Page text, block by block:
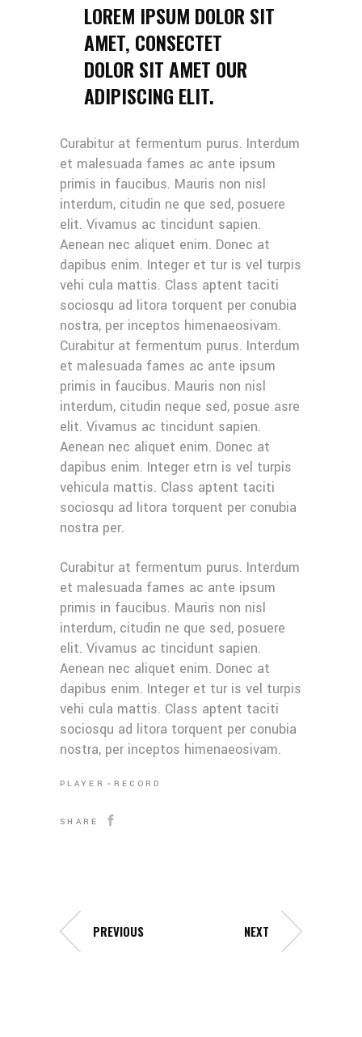
LOREM IPSUM DOLOR SIT
AMET, CONSECTET
DOLOR SIT AMET OUR
ADIPISCING ELIT.
Curabitur at fermentum purus. Interdum
et malesuada fames ac ante ipsum
primis in faucibus. Mauris non nisl
interdum, citudin ne que sed, posuere
elit. Vivamus ac tincidunt sapien.
Aenean nec aliquet enim. Donec at
dapibus enim. Integer et tur is vel turpis
vehi cula mattis. Class aptent taciti
sociosqu ad litora torquent per conubia
nostra, per inceptos himenaeosivam.
Curabitur at fermentum purus. Interdum
et malesuada fames ac ante ipsum
primis in faucibus. Mauris non nisl
interdum, citudin neque sed, posue asre
elit. Vivamus ac tincidunt sapien.
Aenean nec aliquet enim. Donec at
dapibus enim. Integer etrn is vel turpis
vehicula mattis. Class aptent taciti
sociosqu ad litora torquent per conubia
nostra per.
Curabitur at fermentum purus. Interdum
et malesuada fames ac ante ipsum
primis in faucibus. Mauris non nisl
interdum, citudin ne que sed, posuere
elit. Vivamus ac tincidunt sapien.
Aenean nec aliquet enim. Donec at
dapibus enim. Integer et tur is vel turpis
vehi cula mattis. Class aptent taciti
sociosqu ad litora torquent per conubia
nostra, per inceptos himenaeosivam.
PLAYER RECORD
SHARE
PREVIOUS NEXT